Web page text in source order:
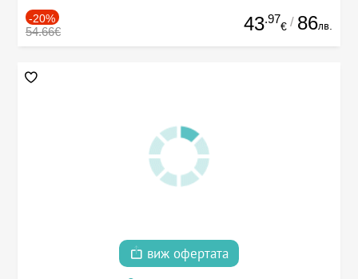
-20%
54.66€ 43.97
€ / 86лв.
виж офертата